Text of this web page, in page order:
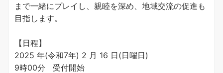
まで一緒にプレイし、親睦を深め、地域交流の促進も
目指します。
【日程】
2025 年(令和7年) 2 月 16 日(日曜日)
9時00分 受付開始